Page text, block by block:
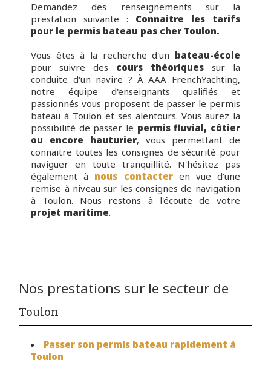
Demandez des renseignements sur la
prestation suivante : Connaitre les tarifs
pour le permis bateau pas cher Toulon.
Vous êtes à la recherche d'un bateau-école
pour suivre des cours théoriquessur la
conduite d'un navire ? À AAA FrenchYachting,
notre équipe d'enseignants qualifiés et
passionnés vous proposent de passer le permis
bateau à Toulon et ses alentours. Vous aurez la
possibilité de passer le permis fluvial, côtier
ou encore hauturier, vous permettant de
connaitre toutes les consignes de sécurité pour
naviguer en toute tranquillité. N'hésitez pas
également à nous contacteren vue d'une
remise à niveau sur les consignes de navigation
à Toulon. Nous restons à l'écoute de votre
projet maritime.
Nos prestations sur le secteur de
Toulon
Passer son permis bateau rapidement à
Toulon